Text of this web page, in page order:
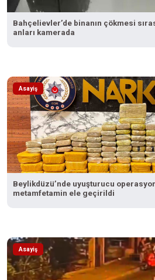
Bahçelievler’de binanın çökmesi
anları kamerada
Asayiş
Beylikdüzü’nde uyuşturucu
metamfetamin ele geçirildi
Asayiş